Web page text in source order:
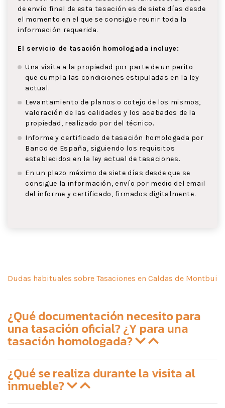
de envío final de esta tasación es de siete días desde
el momento en el que se consigue reunir toda la
información requerida.
El servicio de tasación homologada incluye:
Una visita a la propiedad por parte de un perito
que cumpla las condiciones estipuladas en la ley
actual.
Levantamiento de planos o cotejo de los mismos,
valoración de las calidades y los acabados de la
propiedad, realizado por del técnico.
Informe y certificado de tasación homologada por
Banco de España, siguiendo los requisitos
establecidos en la ley actual de tasaciones.
En un plazo máximo de siete días desde que se
consigue la información, envío por medio del email
del informe y certificado, firmados digitalmente.
Dudas habituales sobre Tasaciones en Caldas de Montbui
¿Qué documentación necesito para
una tasación oficial? ¿Y para una
tasación homologada?
¿Qué se realiza durante la visita al
inmueble?